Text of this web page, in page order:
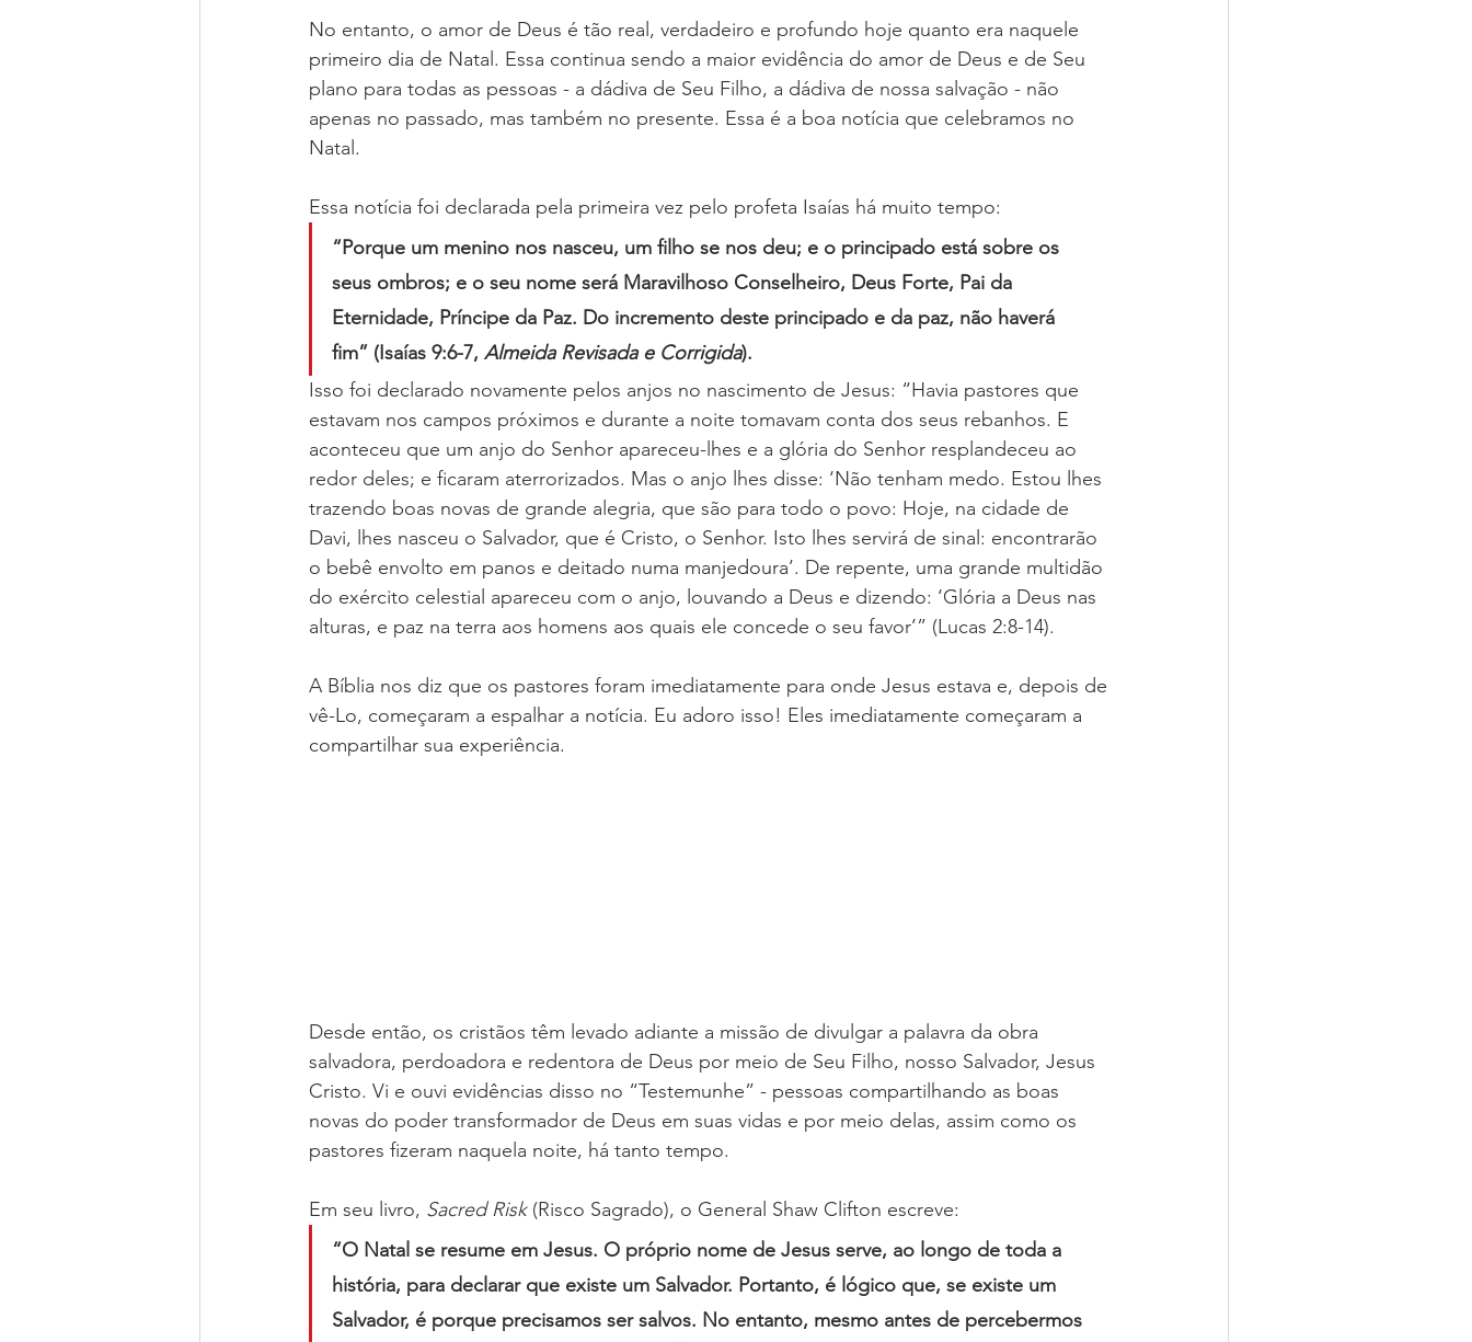
No entanto, o amor de Deus é tão real, verdadeiro e profundo hoje quanto era naquele
primeiro dia de Natal. Essa continua sendo a maior evidência do amor de Deus e de Seu
plano para todas as pessoas - a dádiva de Seu Filho, a dádiva de nossa salvação - não
apenas no passado, mas também no presente. Essa é a boa notícia que celebramos no
Natal.
Essa notícia foi declarada pela primeira vez pelo profeta Isaías há muito tempo:
“Porque um menino nos nasceu, um filho se nos deu; e o principado está sobre os
seus ombros; e o seu nome será Maravilhoso Conselheiro, Deus Forte, Pai da
Eternidade, Príncipe da Paz. Do incremento deste principado e da paz, não haverá
fim” (Isaías 9:6-7, Almeida Revisada e Corrigida).
Isso foi declarado novamente pelos anjos no nascimento de Jesus: “Havia pastores que
estavam nos campos próximos e durante a noite tomavam conta dos seus rebanhos. E
aconteceu que um anjo do Senhor apareceu-lhes e a glória do Senhor resplandeceu ao
redor deles; e ficaram aterrorizados. Mas o anjo lhes disse: ‘Não tenham medo. Estou lhes
trazendo boas novas de grande alegria, que são para todo o povo: Hoje, na cidade de
Davi, lhes nasceu o Salvador, que é Cristo, o Senhor. Isto lhes servirá de sinal: encontrarão
o bebê envolto em panos e deitado numa manjedoura’. De repente, uma grande multidão
do exército celestial apareceu com o anjo, louvando a Deus e dizendo: ‘Glória a Deus nas
alturas, e paz na terra aos homens aos quais ele concede o seu favor’” (Lucas 2:8-14).
A Bíblia nos diz que os pastores foram imediatamente para onde Jesus estava e, depois de
vê-Lo, começaram a espalhar a notícia. Eu adoro isso! Eles imediatamente começaram a
compartilhar sua experiência.
Desde então, os cristãos têm levado adiante a missão de divulgar a palavra da obra
salvadora, perdoadora e redentora de Deus por meio de Seu Filho, nosso Salvador, Jesus
Cristo. Vi e ouvi evidências disso no “Testemunhe” - pessoas compartilhando as boas
novas do poder transformador de Deus em suas vidas e por meio delas, assim como os
pastores fizeram naquela noite, há tanto tempo.
Em seu livro, Sacred Risk (Risco Sagrado), o General Shaw Clifton escreve:
“O Natal se resume em Jesus. O próprio nome de Jesus serve, ao longo de toda a
história, para declarar que existe um Salvador. Portanto, é lógico que, se existe um
Salvador, é porque precisamos ser salvos. No entanto, mesmo antes de percebermos